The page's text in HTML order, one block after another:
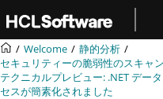
メインコンテンツにジャンプ
Welcome
静的分析
セキュリティーの脆弱性のスキャン
テクニカルプレビュー: .NET デー
セスが簡素化されました